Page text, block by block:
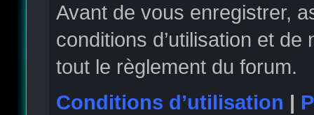
Avant de vous enregistrer,
conditions d’utilisation et
tout le règlement du forum.
Conditions d’utilisation |